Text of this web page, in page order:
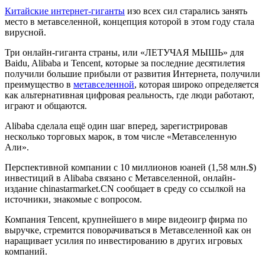
Китайские интернет-гиганты изо всех сил старались занять
место в метавселенной, концепция которой в этом году стала
вирусной.
Три онлайн-гиганта страны, или «ЛЕТУЧАЯ МЫШЬ» для
Baidu, Alibaba и Tencent, которые за последние десятилетия
получили большие прибыли от развития Интернета, получили
преимущество в метавселенной, которая широко определяется
как альтернативная цифровая реальность, где люди работают,
играют и общаются.
Alibaba сделала ещё один шаг вперед, зарегистрировав
несколько торговых марок, в том числе «Метавселенную
Али».
Перспективной компании с 10 миллионов юаней (1,58 млн.$)
инвестиций в Alibaba связано с Метавселенной, онлайн-
издание chinastarmarket.СN сообщает в среду со ссылкой на
источники, знакомые с вопросом.
Компания Tencent, крупнейшего в мире видеоигр фирма по
выручке, стремится поворачиваться в Метавселенной как он
наращивает усилия по инвестированию в других игровых
компаний.